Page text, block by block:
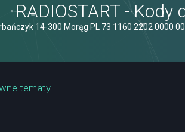
RADIOSTART - Kody
14-300 Morąg PL 73 1160 2202 0000
tematy